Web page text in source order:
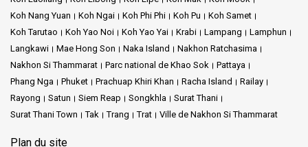
plages de sable,
ou que vous savouriez des boissons dans les bars locaux, ou
que vous partiez en snorkeling dans des sites magnifiques
probablement de revenir visiter Koh Lanta.
À savoir :
Koh Nang Yuan
Koh Ngai Koh Phi Phi Koh Pu
Koh Samet
Koh Tarutao
Koh Yao Noi Koh Yao Yai Krabi Lampang
Lamphun
Langkawi
Mae Hong Son Naka Island
Nakhon Ratchasima
Nakhon Si Thammarat
Parc national de Khao Sok
Pattaya
Phang Nga
Phuket Prachuap Khiri Khan Racha Island
Railay
Rayong
Satun Siem Reap Songkhla
Surat Thani
Surat Thani Town
Tak Trang Trat Ville de Nakhon Si Thammarat
Plan du site